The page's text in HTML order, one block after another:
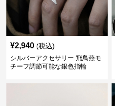
¥2,940 (税込)
シルバーアクセサリー 飛鳥燕モ
チーフ調節可能な銀色指輪